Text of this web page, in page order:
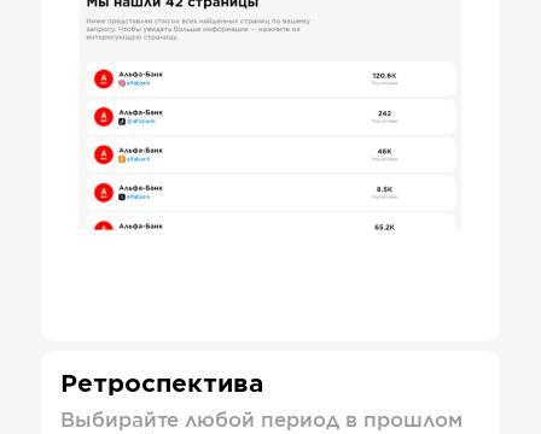
Ретроспектива
Выбирайте любой период в прошлом